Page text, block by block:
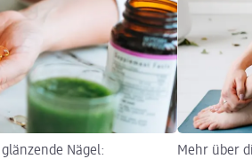
Nägel: Mehr über